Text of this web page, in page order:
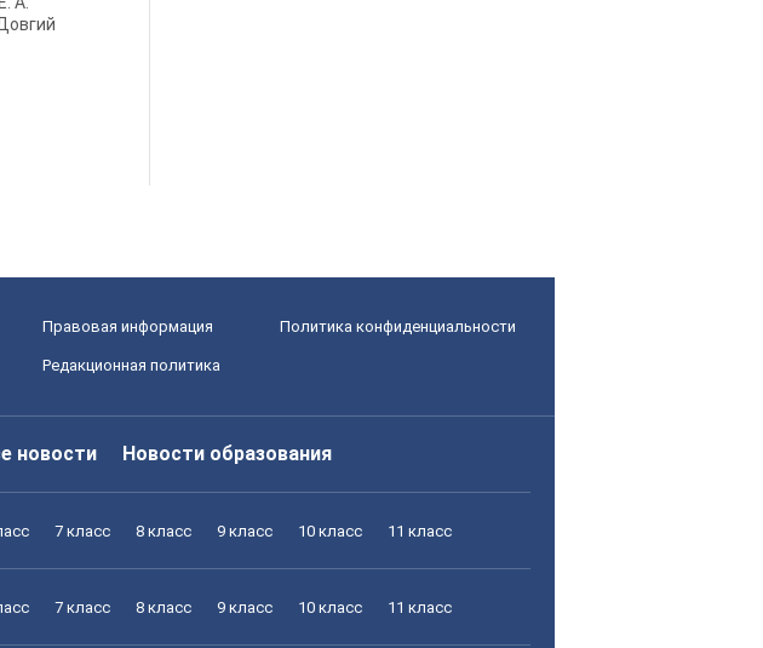
Правовая информация Политика конфиденциальности
Редакционная политика
новости Новости образования
7 класс 8 класс 9 класс 10 класс 11 класс
7 класс 8 класс 9 класс 10 класс 11 класс